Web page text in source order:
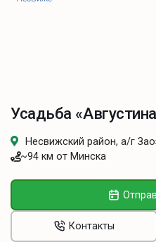
Усадьба
Несвижский район, а/г
~94 км от Минска
Контакты